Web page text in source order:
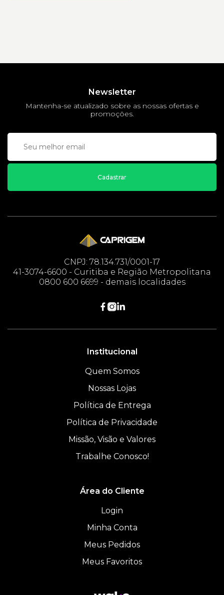
Newsletter
Mantenha-se atualizado sobre as nossas ofertas e
promoções.
Cadastrar
CNPJ: 78.134.731/0001-17
41-3074-6600 - Curitiba e Região Metropolitana
0800 600 6699 - demais localidades
Institucional
Quem Somos
Nossas Lojas
Política de Entrega
Política de Privacidade
Missão, Visão e Valores
Trabalhe Conosco!
Área do Cliente
Login
Minha Conta
Meus Pedidos
Meus Favoritos